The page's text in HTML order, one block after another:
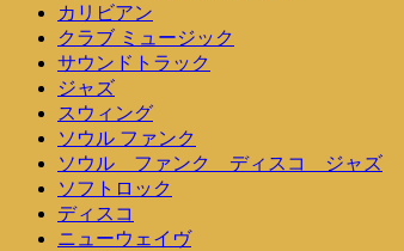
カリビアン
クラブ ミュージック
サウンドトラック
ジャズ
スウィング
ソウル ファンク
ソウル ファンク ディスコ ジャズ
ソフトロック
ディスコ
ニューウェイヴ